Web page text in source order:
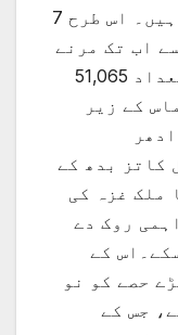
زیادہ افراد جاں بحق ہو چکے ہیں۔ اس طرح 7
سے اب تک مرنے
والے فلسطینیوں کی مجموعی تعداد 51,065
کے زیر
کاتز بدھ کے
ملک غزہ کی
روک دے
کے
حصے کو نو
جس کے